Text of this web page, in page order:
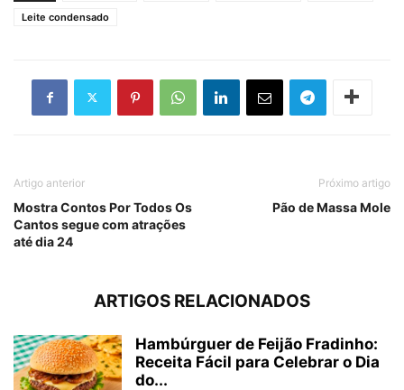
Leite condensado
Artigo anterior
Mostra Contos Por Todos Os
Cantos segue com atrações
até dia 24
Próximo artigo
Pão de Massa Mole
ARTIGOS RELACIONADOS
Hambúrguer de Feijão Fradinho:
Receita Fácil para Celebrar o Dia
do...